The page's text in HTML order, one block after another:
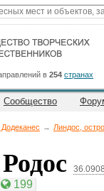
в 254 странах
Сообщество
→ Линдос,
199